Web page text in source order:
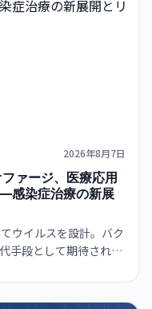
2026年8月7日
ァージ、医療応用
感染症治療の新展
ウイルスを設計。バク
手段として期待される